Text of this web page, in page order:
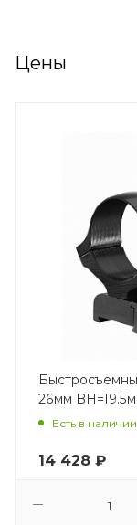
Цены
26мм
Есть в наличии
14 428 ₽